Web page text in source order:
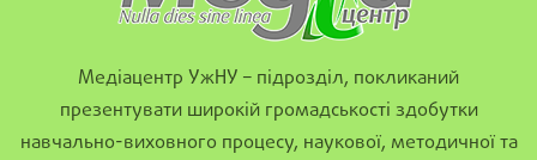
Медіацентр УжНУ – підрозділ, покликаний
презентувати широкій громадськості здобутки
навчально-виховного процесу, наукової, методичної та